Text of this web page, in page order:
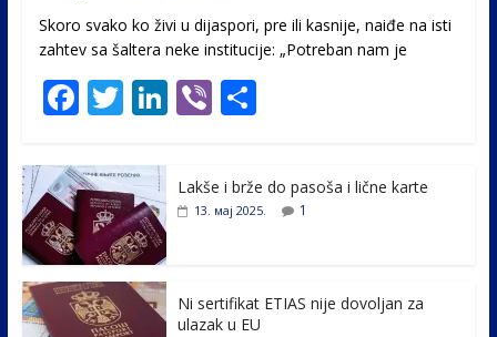
Skoro svako ko živi u dijaspori, pre ili kasnije, naiđe na isti
zahtev sa šaltera neke institucije: „Potreban nam je
F
e
b
o
o
k
T
itt
er
Li
e
Vi
er
S
ar
e
Lakše i brže do pasoša i lične karte
13. мај 2025. 1
Ni sertifikat ETIAS nije dovoljan za
ulazak u EU